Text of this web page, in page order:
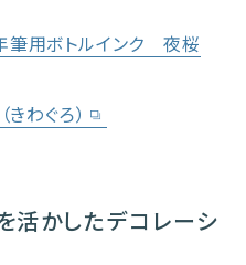
用ボトルインク 夜桜
わぐろ）
活かしたデコレーシ